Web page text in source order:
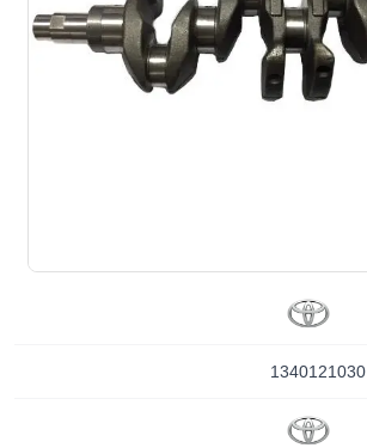
1340121030